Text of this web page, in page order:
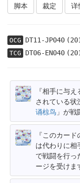
脚本
裁定 详
OCG DT11-JP040
TCG DT06-EN040
『相手に与
されている状
诵椋鸟 」が
『このカー
は代わりに相
で戦闘を行っ
ージを受けま